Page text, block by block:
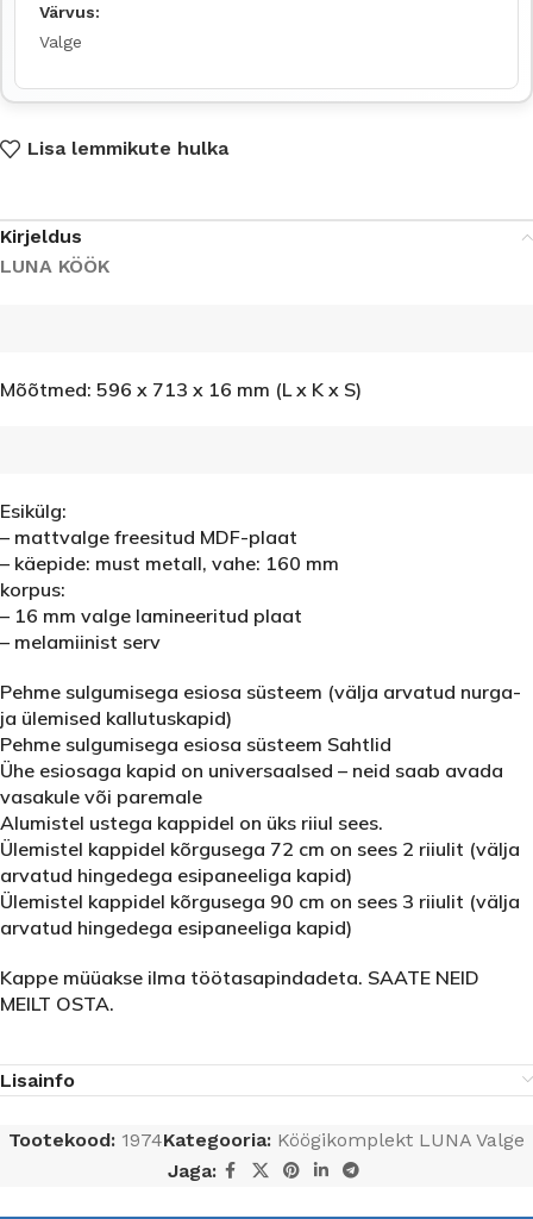
Värvus:
Valge
Lisa lemmikute hulka
Kirjeldus
LUNA KÖÖK
Mõõtmed: 596 x 713 x 16 mm (L x K x S)
Esikülg:
– mattvalge freesitud MDF-plaat
– käepide: must metall, vahe: 160 mm
korpus:
– 16 mm valge lamineeritud plaat
– melamiinist serv
Pehme sulgumisega esiosa süsteem (välja arvatud nurga-
ja ülemised kallutuskapid)
Pehme sulgumisega esiosa süsteem Sahtlid
Ühe esiosaga kapid on universaalsed – neid saab avada
vasakule või paremale
Alumistel ustega kappidel on üks riiul sees.
Ülemistel kappidel kõrgusega 72 cm on sees 2 riiulit (välja
arvatud hingedega esipaneeliga kapid)
Ülemistel kappidel kõrgusega 90 cm on sees 3 riiulit (välja
arvatud hingedega esipaneeliga kapid)
Kappe müüakse ilma töötasapindadeta. SAATE NEID
MEILT OSTA.
Lisainfo
Tootekood: 1974Kategooria: Köögikomplekt LUNA Valge
Jaga: